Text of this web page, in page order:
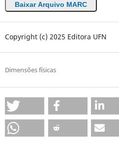
Baixar Arquivo MARC
Copyright (c) 2025 Editora UFN
Dimensões físicas